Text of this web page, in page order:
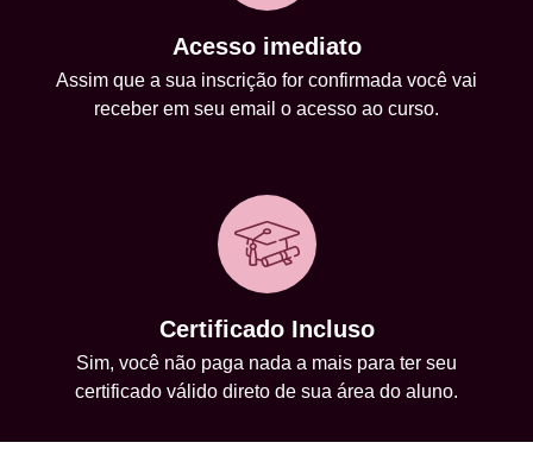
Acesso imediato
Assim que a sua inscrição for confirmada você vai
receber em seu email o acesso ao curso.
Certificado Incluso
Sim, você não paga nada a mais para ter seu
certificado válido direto de sua área do aluno.